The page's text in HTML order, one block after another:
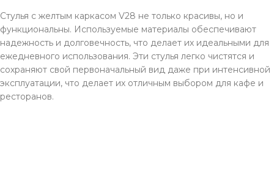
Стулья с желтым каркасом V28 не только красивы, но и
функциональны. Используемые материалы обеспечивают
надежность и долговечность, что делает их идеальными для
ежедневного использования. Эти стулья легко чистятся и
сохраняют свой первоначальный вид даже при интенсивной
эксплуатации, что делает их отличным выбором для кафе и
ресторанов.